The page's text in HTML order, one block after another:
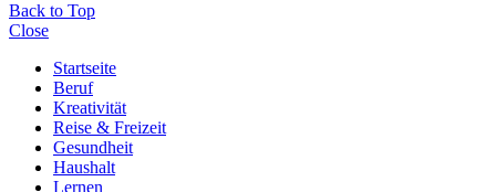
Back to Top
Close
Startseite
Beruf
Kreativität
Reise & Freizeit
Gesundheit
Haushalt
Lernen